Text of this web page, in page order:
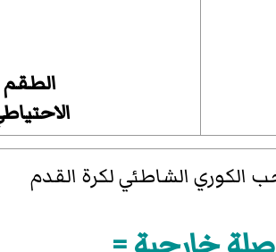
الطقم
الكوري الشاطئي لكرة القدم